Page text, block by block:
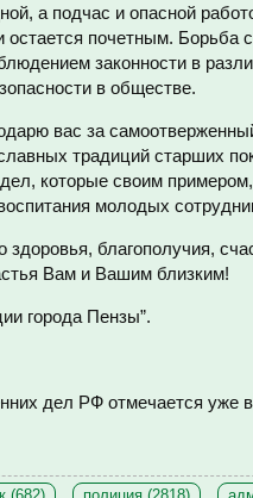
а подчас и опасной
почетным. Борьба
законности в
в обществе.
вас за
традиций старших
дел, которые своим
молодых
благополучия,
Вам и Вашим близким!
города Пензы”.
дел РФ отмечается уже